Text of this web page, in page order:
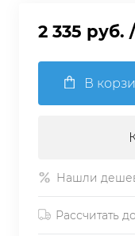
2 335 руб.
В
Нашли
Рассчитать